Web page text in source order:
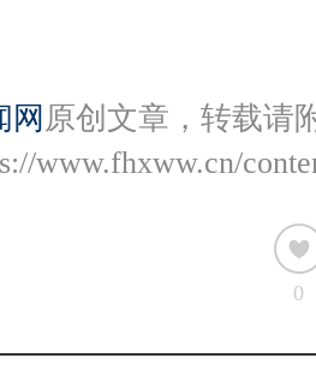
网 原创文章，转载请
www.fhxww.cn/
0